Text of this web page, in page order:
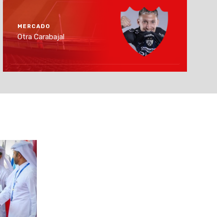
MERCADO
Otra Carabajal